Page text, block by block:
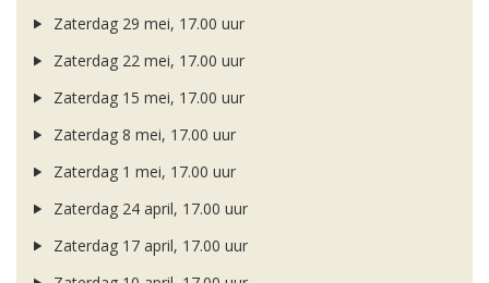
Zaterdag 29 mei, 17.00 uur
Zaterdag 22 mei, 17.00 uur
Zaterdag 15 mei, 17.00 uur
Zaterdag 8 mei, 17.00 uur
Zaterdag 1 mei, 17.00 uur
Zaterdag 24 april, 17.00 uur
Zaterdag 17 april, 17.00 uur